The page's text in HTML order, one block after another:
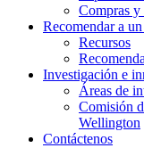
Compras y
Recomendar a
Recursos
Investigación e
Áreas de
Comisión
Wellington
Contáctenos